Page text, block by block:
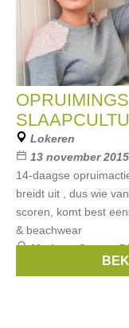
Lokeren
13 november
14-daagse
breidt uit , dus wie
scoren, komt best
& beachwear
Merken:Guess,